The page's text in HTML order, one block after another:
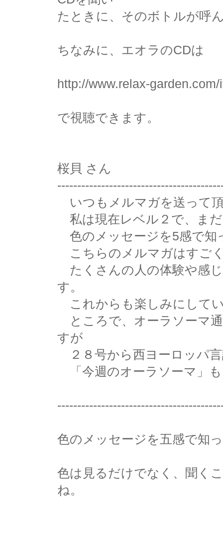
たときに、そのボトルが呼
ちなみに、エオラのCDは
http://www.relax-
で視聴できます。
桜貝 さん
いつもメルマガを送って
私は現在レベル２で、ま
色のメッセージを5感で知
こちらのメルマガはすご
たくさんの人の体験や感
す。
これからも楽しみにして
ところで、オーラソーマ
すが
２８号から西ヨーロッパ
「今週のオーラソーマ」
色のメッセージを五感で知
色は見るだけでなく、聞く
ね。